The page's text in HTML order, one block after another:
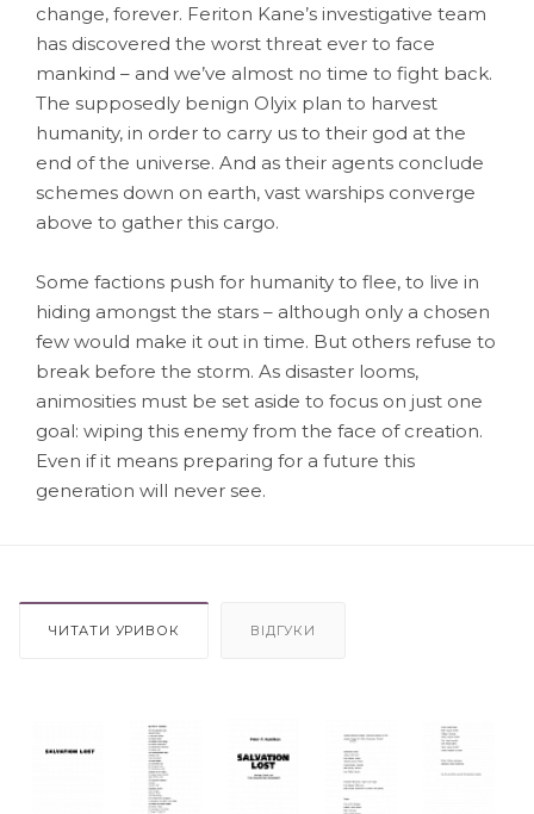
change, forever. Feriton Kane’s investigative team
has discovered the worst threat ever to face
mankind – and we’ve almost no time to fight back.
The supposedly benign Olyix plan to harvest
humanity, in order to carry us to their god at the
end of the universe. And as their agents conclude
schemes down on earth, vast warships converge
above to gather this cargo.
Some factions push for humanity to flee, to live in
hiding amongst the stars – although only a chosen
few would make it out in time. But others refuse to
break before the storm. As disaster looms,
animosities must be set aside to focus on just one
goal: wiping this enemy from the face of creation.
Even if it means preparing for a future this
generation will never see.
ЧИТАТИ УРИВОК ВІДГУКИ